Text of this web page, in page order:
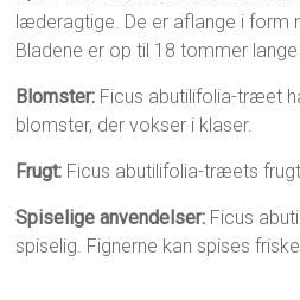
læderagtige. De er aflange i form
Bladene er op til 18 tommer
Blomster: Ficus abutilifolia-træet
blomster, der vokser i klaser.
Frugt: Ficus abutilifolia-træets
Spiselige anvendelser: Ficus
spiselig. Fignerne kan spises